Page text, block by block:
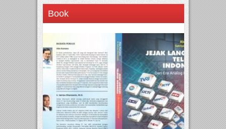
Book